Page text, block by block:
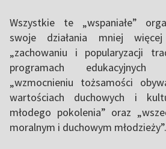
Wszystkie te „wspaniałe”
swoje działania mniej
„zachowaniu i popularyzacji
programach
„wzmocnieniu tożsamości
wartościach duchowych i
młodego pokolenia” oraz
moralnym i duchowym młodzieży”.